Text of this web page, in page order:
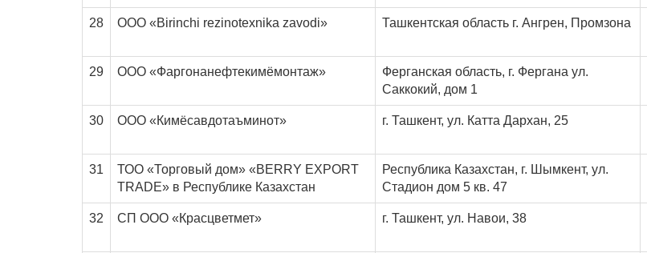
28 ООО «Birinchi rezinotexnika zavodi» Ташкентская область г. Ангрен, Промзона
29 ООО «Фаргонанефтекимёмонтаж»
Ферганская область, г. Фергана ул.
Саккокий, дом 1
30 ООО «Кимёсавдотаъминот» г. Ташкент, ул. Катта Дархан, 25
31
ТОО «Торговый дом» «BERRY EXPORT
TRADE» в Республике Казахстан
Республика Казахстан, г. Шымкент, ул.
Стадион дом 5 кв. 47
32 СП ООО «Красцветмет» г. Ташкент, ул. Навои, 38